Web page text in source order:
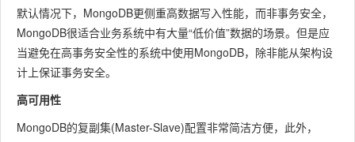
默认情况下，MongoDB更侧重高数据写入性能，而非事务安全，
MongoDB很适合业务系统中有大量“低价值”数据的场景。但是应
当避免在高事务安全性的系统中使用MongoDB，除非能从架构设
计上保证事务安全。
高可用性
MongoDB的复副集(Master-Slave)配置非常简洁方便，此外，